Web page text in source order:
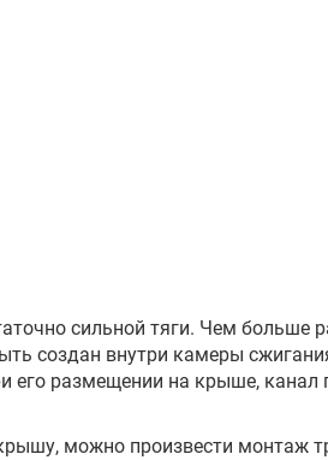
сильной тяги. Чем больше
создан внутри камеры
размещении на крыше, канал
можно произвести монтаж